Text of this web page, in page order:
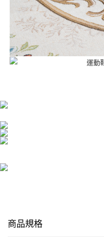
商品規格